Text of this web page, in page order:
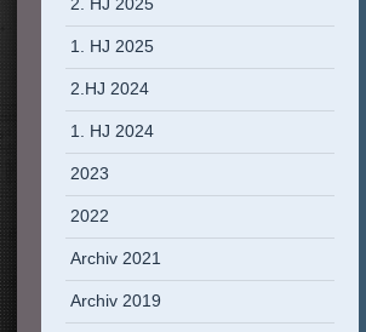
1. HJ 2025
2.HJ 2024
1. HJ 2024
2023
2022
Archiv 2021
Archiv 2019